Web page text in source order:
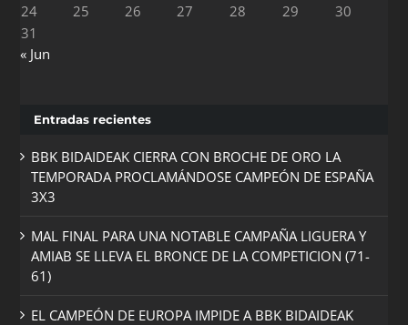
24
25 26 27 28 29
30
31
« Jun
Entradas recientes
BBK BIDAIDEAK CIERRA CON BROCHE DE ORO LA
TEMPORADA PROCLAMÁNDOSE CAMPEÓN DE ESPAÑA
3X3
MAL FINAL PARA UNA NOTABLE CAMPAÑA LIGUERA Y
AMIAB SE LLEVA EL BRONCE DE LA COMPETICION (71-
61)
EL CAMPEÓN DE EUROPA IMPIDE A BBK BIDAIDEAK